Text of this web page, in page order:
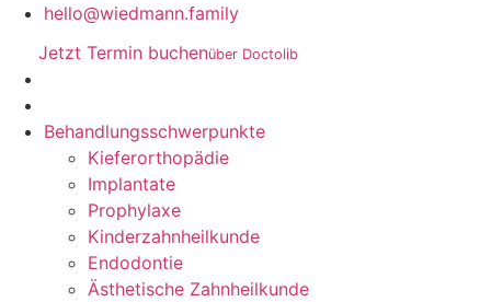
hello@wiedmann.family
Jetzt Termin buchenüber Doctolib
Behandlungsschwerpunkte
Kieferorthopädie
Implantate
Prophylaxe
Kinderzahnheilkunde
Endodontie
Ästhetische Zahnheilkunde